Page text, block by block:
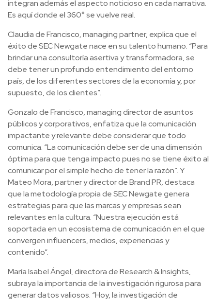
integran además el aspecto noticioso en cada narrativa.
Es aquí donde el 360° se vuelve real.
Claudia de Francisco, managing partner, explica que el
éxito de SEC Newgate nace en su talento humano. “Para
brindar una consultoría asertiva y transformadora, se
debe tener un profundo entendimiento del entorno
país, de los diferentes sectores de la economía y, por
supuesto, de los clientes”.
Gonzalo de Francisco, managing director de asuntos
públicos y corporativos, enfatiza que la comunicación
impactante y relevante debe considerar que todo
comunica. “La comunicación debe ser de una dimensión
óptima para que tenga impacto pues no se tiene éxito al
comunicar por el simple hecho de tener la razón”. Y
Mateo Mora, partner y director de Brand PR, destaca
que la metodología propia de SEC Newgate genera
estrategias para que las marcas y empresas sean
relevantes en la cultura. “Nuestra ejecución está
soportada en un ecosistema de comunicación en el que
convergen influencers, medios, experiencias y
contenido”.
María Isabel Ángel, directora de Research & Insights,
subraya la importancia de la investigación rigurosa para
generar datos valiosos. “Hoy, la investigación de